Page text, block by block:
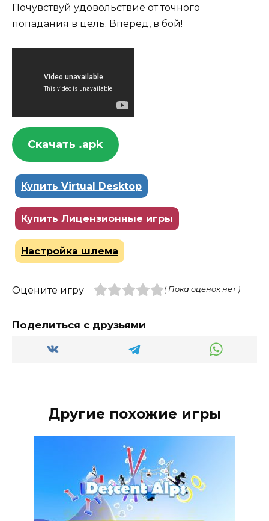
Почувствуй удовольствие от точного
попадания в цель. Вперед, в бой!
Скачать .apk
Купить Virtual Desktop
Купить Лицензионные игры
Настройка шлема
Оцените игру ( Пока оценок нет )
Поделиться с друзьями
Другие похожие игры